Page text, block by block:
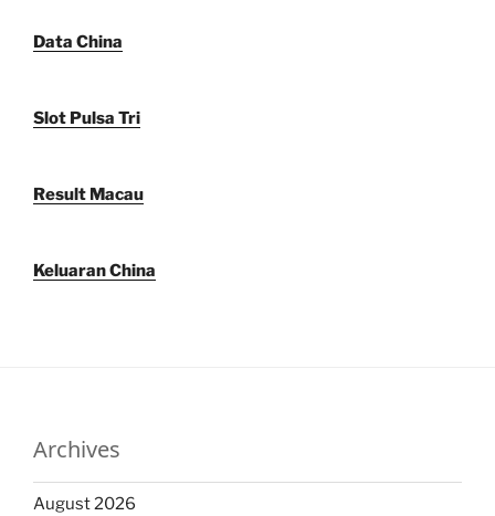
Data China
Slot Pulsa Tri
Result Macau
Keluaran China
Archives
August 2026